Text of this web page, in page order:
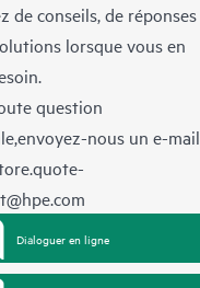
de conseils, de réponses
lorsque vous en
question
nous un e-mail
Dialoguer en ligne